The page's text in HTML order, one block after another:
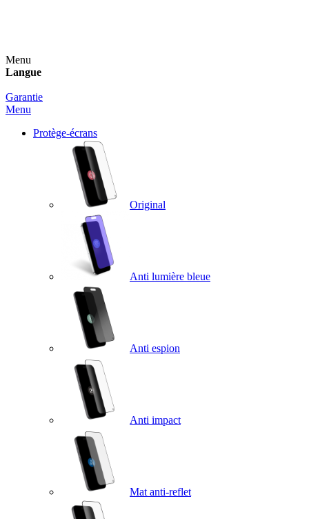
Menu
Langue
Garantie
Menu
Protège-écrans
Original
Anti lumière bleue
Anti espion
Anti impact
Mat anti-reflet